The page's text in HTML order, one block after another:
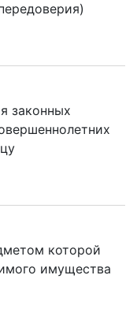
законных
которой
имущества